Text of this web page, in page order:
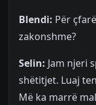
Blendi: Për
zakonshme?
Selin: Jam njeri
shëtitjet. Luaj
Më ka marrë